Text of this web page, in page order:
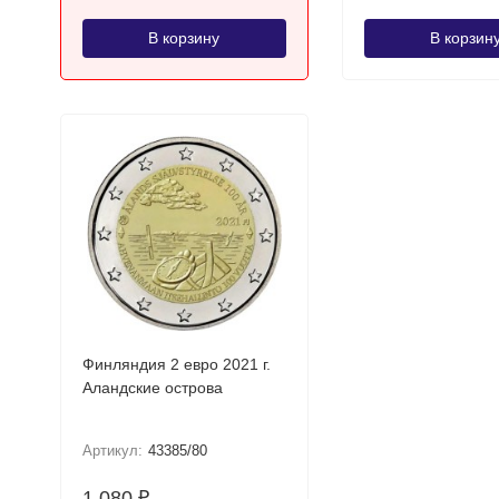
В корзину В
Финляндия 2 евро 2021 г.
Аландские острова
Артикул: 43385/80